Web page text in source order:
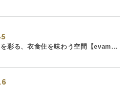
を彩る、衣食住を味わう空間【evam...